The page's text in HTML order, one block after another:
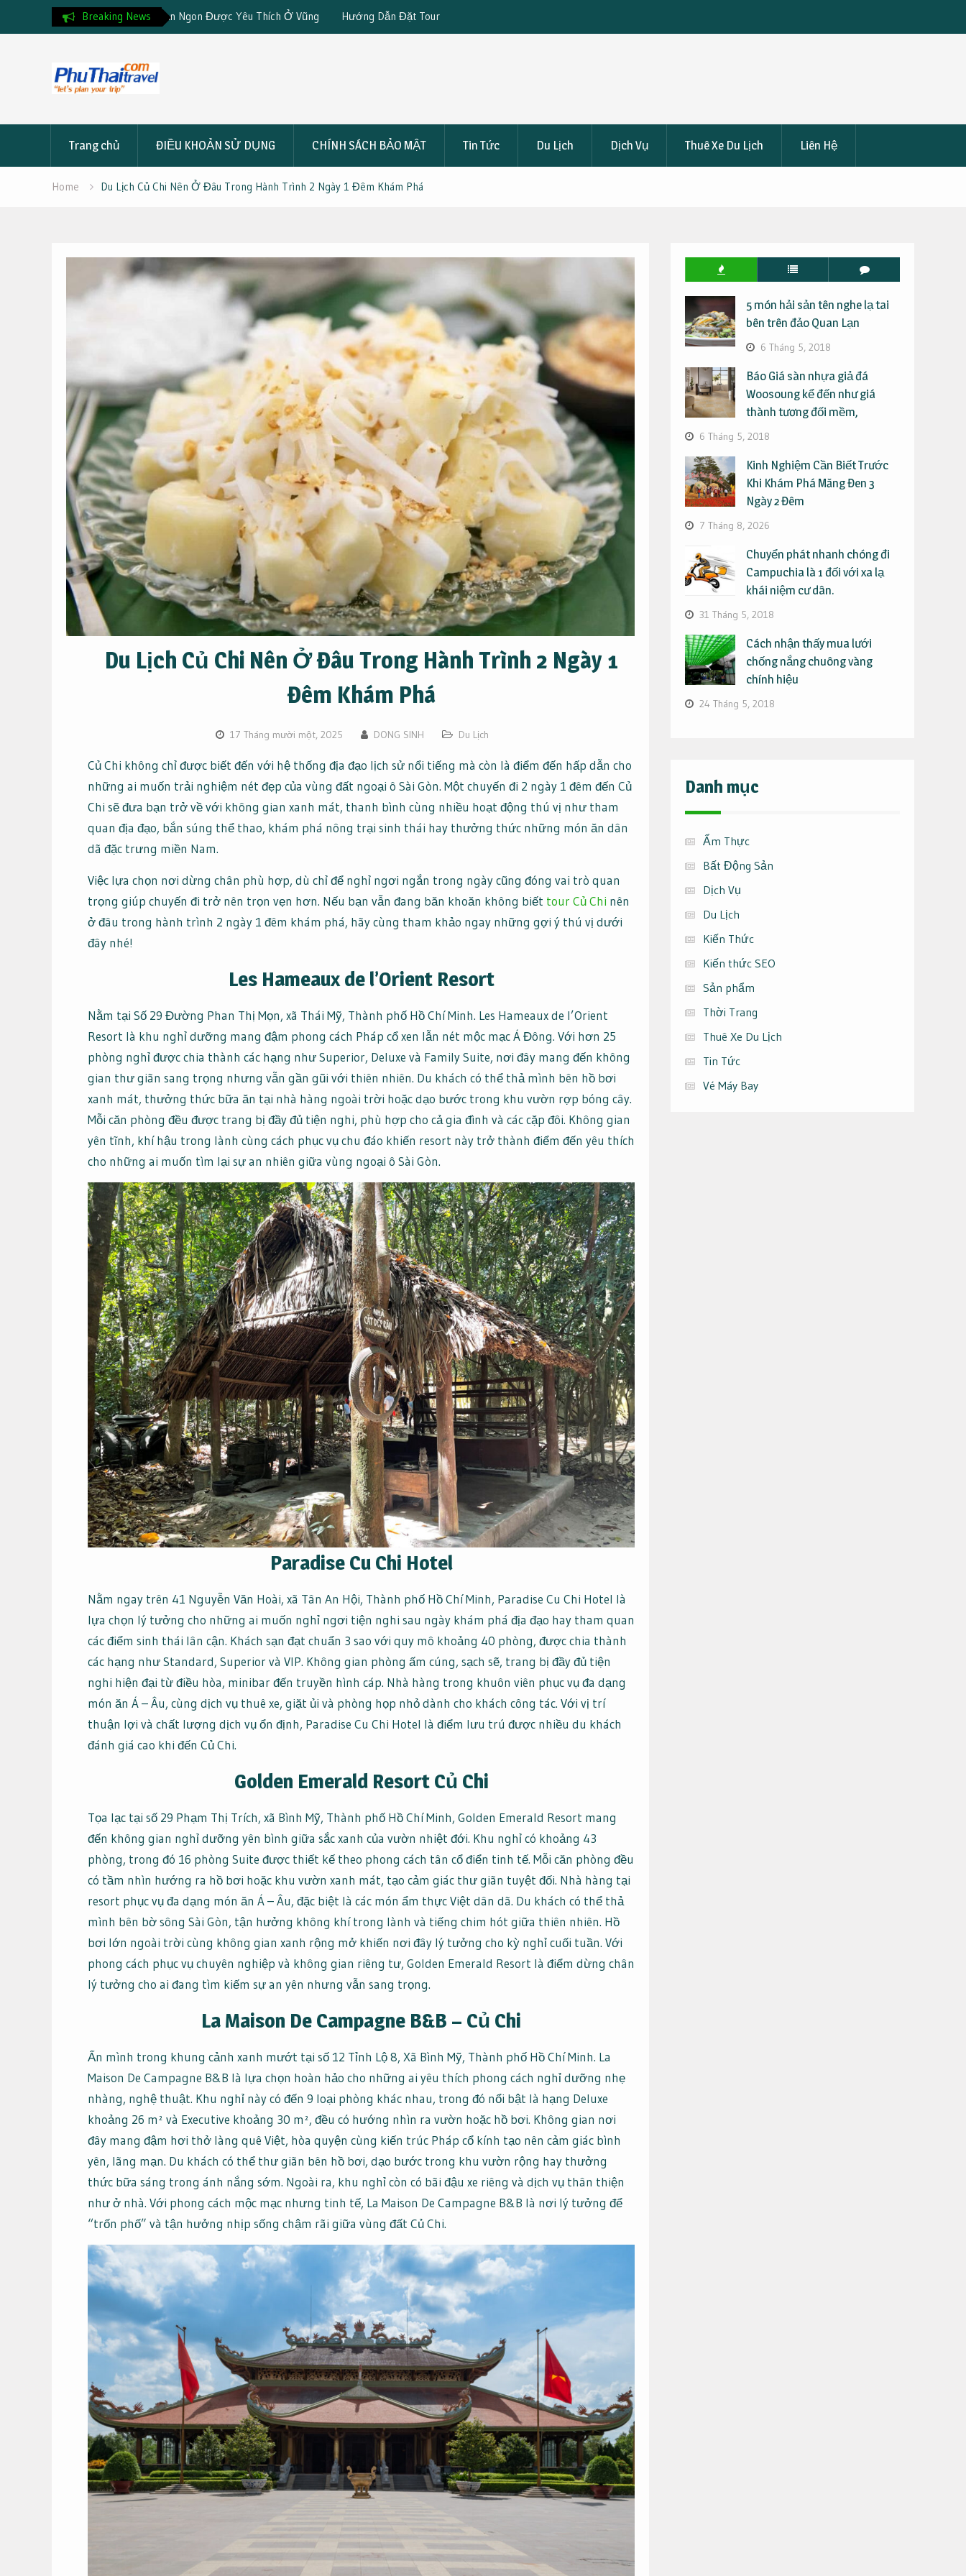
Breaking News
Ngon Được Yêu Thích Ở Vũng Hướng Dẫn Đặt Tour Du Lịch Đồ Sơn 2 Ngày 1 Đêm
4.590K/Người
Ngày 2 Đêm
Trang chủ ĐIỀU KHOẢN SỬ DỤNG CHÍNH SÁCH BẢO MẬT Tin Tức Du Lịch Dịch Vụ Thuê Xe Du Lịch Liên Hệ
Home Du Lịch Củ Chi Nên Ở Đâu Trong Hành Trình 2 Ngày 1 Đêm Khám Phá
Du Lịch Củ Chi Nên Ở Đâu Trong Hành Trình 2 Ngày 1
Đêm Khám Phá
17 Tháng mười một, 2025 DONG SINH Du Lịch
Củ Chi không chỉ được biết đến với hệ thống địa đạo lịch sử nổi tiếng mà còn là điểm đến hấp dẫn cho
những ai muốn trải nghiệm nét đẹp của vùng đất ngoại ô Sài Gòn. Một chuyến đi 2 ngày 1 đêm đến Củ
Chi sẽ đưa bạn trở về với không gian xanh mát, thanh bình cùng nhiều hoạt động thú vị như tham
quan địa đạo, bắn súng thể thao, khám phá nông trại sinh thái hay thưởng thức những món ăn dân
dã đặc trưng miền Nam.
Việc lựa chọn nơi dừng chân phù hợp, dù chỉ để nghỉ ngơi ngắn trong ngày cũng đóng vai trò quan
trọng giúp chuyến đi trở nên trọn vẹn hơn. Nếu bạn vẫn đang băn khoăn không biết tour Củ Chi nên
ở đâu trong hành trình 2 ngày 1 đêm khám phá, hãy cùng tham khảo ngay những gợi ý thú vị dưới
đây nhé!
Les Hameaux de l’Orient Resort
Nằm tại Số 29 Đường Phan Thị Mọn, xã Thái Mỹ, Thành phố Hồ Chí Minh. Les Hameaux de l’Orient
Resort là khu nghỉ dưỡng mang đậm phong cách Pháp cổ xen lẫn nét mộc mạc Á Đông. Với hơn 25
phòng nghỉ được chia thành các hạng như Superior, Deluxe và Family Suite, nơi đây mang đến không
gian thư giãn sang trọng nhưng vẫn gần gũi với thiên nhiên. Du khách có thể thả mình bên hồ bơi
xanh mát, thưởng thức bữa ăn tại nhà hàng ngoài trời hoặc dạo bước trong khu vườn rợp bóng cây.
Mỗi căn phòng đều được trang bị đầy đủ tiện nghi, phù hợp cho cả gia đình và các cặp đôi. Không gian
yên tĩnh, khí hậu trong lành cùng cách phục vụ chu đáo khiến resort này trở thành điểm đến yêu thích
cho những ai muốn tìm lại sự an nhiên giữa vùng ngoại ô Sài Gòn.
Paradise Cu Chi Hotel
Nằm ngay trên 41 Nguyễn Văn Hoài, xã Tân An Hội, Thành phố Hồ Chí Minh, Paradise Cu Chi Hotel là
lựa chọn lý tưởng cho những ai muốn nghỉ ngơi tiện nghi sau ngày khám phá địa đạo hay tham quan
các điểm sinh thái lân cận. Khách sạn đạt chuẩn 3 sao với quy mô khoảng 40 phòng, được chia thành
các hạng như Standard, Superior và VIP. Không gian phòng ấm cúng, sạch sẽ, trang bị đầy đủ tiện
nghi hiện đại từ điều hòa, minibar đến truyền hình cáp. Nhà hàng trong khuôn viên phục vụ đa dạng
món ăn Á – Âu, cùng dịch vụ thuê xe, giặt ủi và phòng họp nhỏ dành cho khách công tác. Với vị trí
thuận lợi và chất lượng dịch vụ ổn định, Paradise Cu Chi Hotel là điểm lưu trú được nhiều du khách
đánh giá cao khi đến Củ Chi.
Golden Emerald Resort Củ Chi
Tọa lạc tại số 29 Phạm Thị Trích, xã Bình Mỹ, Thành phố Hồ Chí Minh, Golden Emerald Resort mang
đến không gian nghỉ dưỡng yên bình giữa sắc xanh của vườn nhiệt đới. Khu nghỉ có khoảng 43
phòng, trong đó 16 phòng Suite được thiết kế theo phong cách tân cổ điển tinh tế. Mỗi căn phòng đều
có tầm nhìn hướng ra hồ bơi hoặc khu vườn xanh mát, tạo cảm giác thư giãn tuyệt đối. Nhà hàng tại
resort phục vụ đa dạng món ăn Á – Âu, đặc biệt là các món ẩm thực Việt dân dã. Du khách có thể thả
mình bên bờ sông Sài Gòn, tận hưởng không khí trong lành và tiếng chim hót giữa thiên nhiên. Hồ
bơi lớn ngoài trời cùng không gian xanh rộng mở khiến nơi đây lý tưởng cho kỳ nghỉ cuối tuần. Với
phong cách phục vụ chuyên nghiệp và không gian riêng tư, Golden Emerald Resort là điểm dừng chân
lý tưởng cho ai đang tìm kiếm sự an yên nhưng vẫn sang trọng.
La Maison De Campagne B&B – Củ Chi
Ẩn mình trong khung cảnh xanh mướt tại số 12 Tỉnh Lộ 8, Xã Bình Mỹ, Thành phố Hồ Chí Minh. La
Maison De Campagne B&B là lựa chọn hoàn hảo cho những ai yêu thích phong cách nghỉ dưỡng nhẹ
nhàng, nghệ thuật. Khu nghỉ này có đến 9 loại phòng khác nhau, trong đó nổi bật là hạng Deluxe
khoảng 26 m² và Executive khoảng 30 m², đều có hướng nhìn ra vườn hoặc hồ bơi. Không gian nơi
đây mang đậm hơi thở làng quê Việt, hòa quyện cùng kiến trúc Pháp cổ kính tạo nên cảm giác bình
yên, lãng mạn. Du khách có thể thư giãn bên hồ bơi, dạo bước trong khu vườn rộng hay thưởng
thức bữa sáng trong ánh nắng sớm. Ngoài ra, khu nghỉ còn có bãi đậu xe riêng và dịch vụ thân thiện
như ở nhà. Với phong cách mộc mạc nhưng tinh tế, La Maison De Campagne B&B là nơi lý tưởng để
“trốn phố” và tận hưởng nhịp sống chậm rãi giữa vùng đất Củ Chi.
5 món hải sản tên nghe lạ tai
bên trên đảo Quan Lạn
6 Tháng 5, 2018
Báo Giá sàn nhựa giả đá
Woosoung kể đến như giá
thành tương đối mềm,
6 Tháng 5, 2018
Kinh Nghiệm Cần Biết Trước
Khi Khám Phá Măng Đen 3
Ngày 2 Đêm
7 Tháng 8, 2026
Chuyển phát nhanh chóng đi
Campuchia là 1 đối với xa lạ
khái niệm cư dân.
31 Tháng 5, 2018
Cách nhận thấy mua lưới
chống nắng chuông vàng
chính hiệu
24 Tháng 5, 2018
Danh mục
Ẩm Thực
Bất Động Sản
Dịch Vụ
Du Lịch
Kiến Thức
Kiến thức SEO
Sản phẩm
Thời Trang
Thuê Xe Du Lịch
Tin Tức
Vé Máy Bay